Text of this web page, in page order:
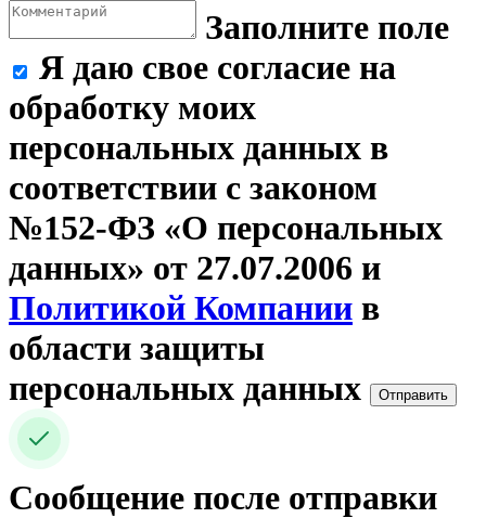
Заполните поле
Я даю свое согласие на
обработку моих
персональных данных в
соответствии с законом
№152-ФЗ «О персональных
данных» от 27.07.2006 и
Политикой Компании в
области защиты
персональных данных
Отправить
Сообщение после отправки